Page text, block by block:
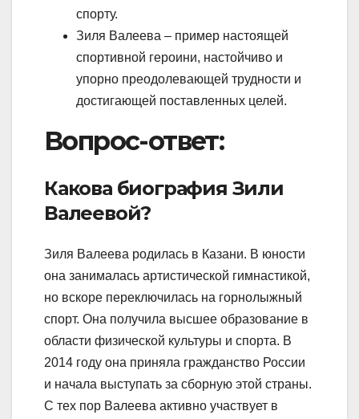
спорту.
Зиля Валеева – пример настоящей
спортивной героини, настойчиво и
упорно преодолевающей трудности и
достигающей поставленных целей.
Вопрос-ответ:
Какова биография Зили
Валеевой?
Зиля Валеева родилась в Казани. В юности
она занималась артистической гимнастикой,
но вскоре переключилась на горнолыжный
спорт. Она получила высшее образование в
области физической культуры и спорта. В
2014 году она приняла гражданство России
и начала выступать за сборную этой страны.
С тех пор Валеева активно участвует в